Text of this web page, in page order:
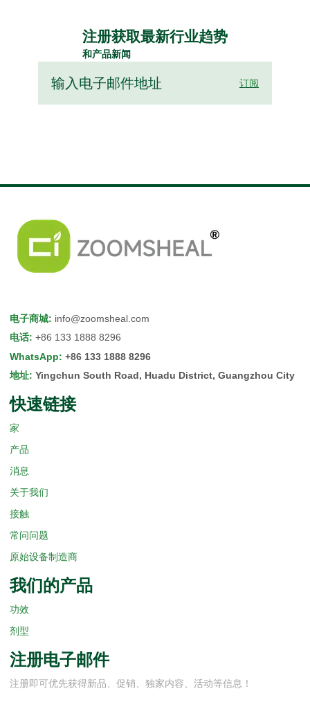
注册获取最新行业趋势
和产品新闻
订阅
电子商城: info@zoomsheal.com
电话: +86 133 1888 8296
WhatsApp: +86 133 1888 8296
地址: Yingchun South Road, Huadu District, Guangzhou City
快速链接
家
产品
消息
关于我们
接触
常问问题
原始设备制造商
我们的产品
功效
剂型
注册电子邮件
注册即可优先获得新品、促销、独家内容、活动等信息！